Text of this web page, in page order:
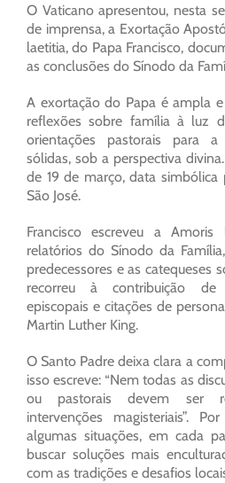
O Vaticano apresentou, nesta
de imprensa, a Exortação
laetitia, do Papa Francisco,
as conclusões do Sínodo da
A exortação do Papa é ampla
reflexões sobre família à luz
orientações pastorais para
sólidas, sob a perspectiva
de 19 de março, data
São José.
Francisco escreveu a
relatórios do Sínodo da
predecessores e as catequeses
recorreu à contribuição de
episcopais e citações de
Martin Luther King.
O Santo Padre deixa clara a
isso escreve: “Nem todas as
ou pastorais devem ser
intervenções magisteriais”.
algumas situações, em cada
buscar soluções mais
com as tradições e desafios